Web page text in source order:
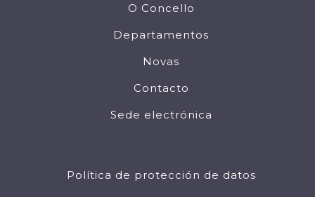
O Concello
Departamentos
Novas
Contacto
Sede electrónica
Política de protección de datos